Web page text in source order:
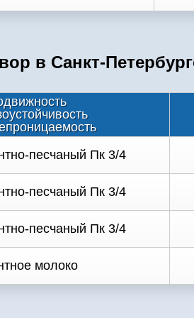
в Санкт-
песчаный Пк 3/4
песчаный Пк 3/4
песчаный Пк 3/4
молоко